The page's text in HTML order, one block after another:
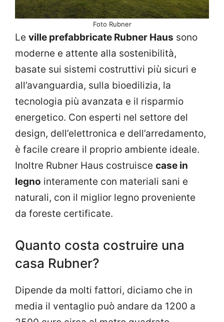
Foto Rubner
Le ville prefabbricate Rubner Haus sono
moderne e attente alla sostenibilità,
basate sui sistemi costruttivi più sicuri e
all’avanguardia, sulla bioedilizia, la
tecnologia più avanzata e il risparmio
energetico. Con esperti nel settore del
design, dell’elettronica e dell’arredamento,
è facile creare il proprio ambiente ideale.
Inoltre Rubner Haus costruisce case in
legno interamente con materiali sani e
naturali, con il miglior legno proveniente
da foreste certificate.
Quanto costa costruire una
casa Rubner?
Dipende da molti fattori, diciamo che in
media il ventaglio può andare da 1200 a